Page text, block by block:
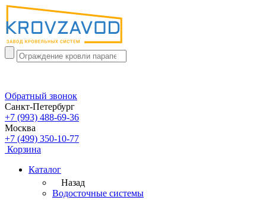
Обратный звонок
Санкт-Петербург
+7 (993) 488-69-36
Москва
+7 (499) 350-10-77
Корзина
Каталог
Назад
Водосточные системы